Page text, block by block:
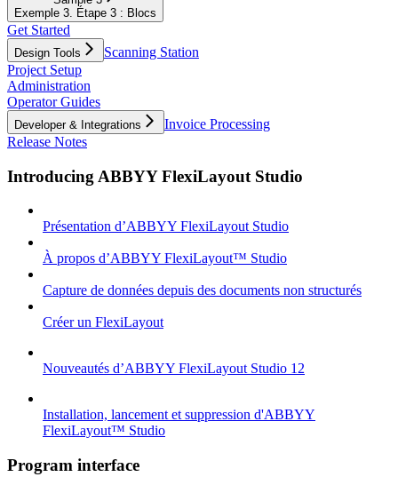
Exemple 3. Étape 3 : Blocs
Get Started
Design Tools
Scanning Station
Project Setup
Administration
Operator Guides
Developer & Integrations
Invoice Processing
Release Notes
Introducing ABBYY FlexiLayout Studio
Présentation d’ABBYY FlexiLayout Studio
À propos d’ABBYY FlexiLayout™ Studio
Capture de données depuis des documents non structurés
Créer un FlexiLayout
Nouveautés d’ABBYY FlexiLayout Studio 12
Installation, lancement et suppression d'ABBYY
FlexiLayout™ Studio
Program interface